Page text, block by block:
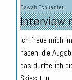
Dawah Tchuenteu
Interview
Ich freue mich
haben, die
das durfte ich